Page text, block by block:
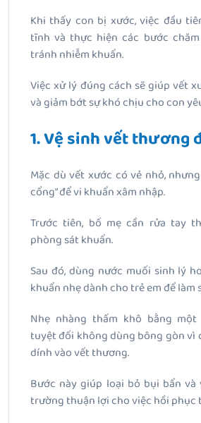
Khi thấy con bị xước, việc đầu
tĩnh và thực hiện các bước
tránh nhiễm khuẩn.
Việc xử lý đúng cách sẽ giúp vết
và giảm bớt sự khó chịu cho con
1. Vệ sinh vết thương
Mặc dù vết xước có vẻ nhỏ,
cổng” để vi khuẩn xâm nhập.
Trước tiên, bố mẹ cần rửa tay
phòng sát khuẩn.
Sau đó, dùng nước muối sinh lý
khuẩn nhẹ dành cho trẻ em để làm
Nhẹ nhàng thấm khô bằng một
tuyệt đối không dùng bông gòn vì
dính vào vết thương.
Bước này giúp loại bỏ bụi bẩn và
trường thuận lợi cho việc hồi phục